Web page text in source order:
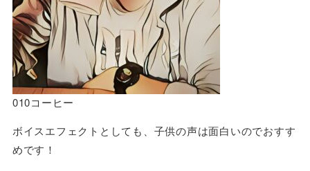
010コーヒー
ボイスエフェクトとしても、子供の声は面白いのでおすす
めです！